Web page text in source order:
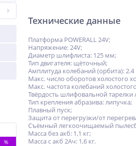
%
Технические данные
Платформа POWERALL 24V;
Напряжение: 24V;
Диаметр шлифлиста: 125 мм;
Тип двигателя: щёточный;
Амплитуда колебаний (орбита):
Макс. число оборотов холостого
Макс. частота колебаний
Твёрдость шлифовальной тарелки
Тип крепления абразива: липучка;
Плавный пуск;
Защита от перегрузки/от
Съёмный легкоочищаемый
Масса без акб: 1,1 кг;
Масса с акб 2Ач: 1,6 кг.